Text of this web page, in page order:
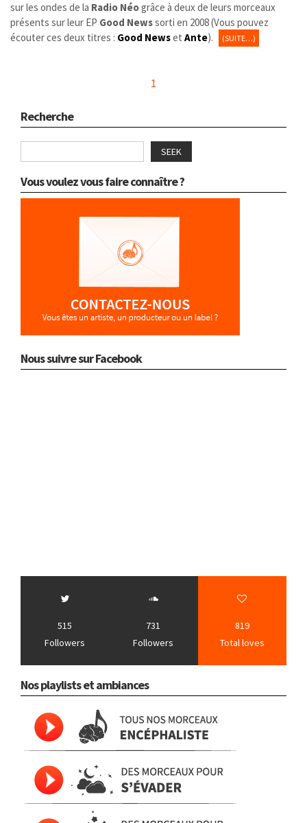
sur les ondes de la Radio Néogrâce à deux de leurs morceaux
présents sur leur EP Good Newssorti en 2008 (Vous pouvez
écouter ces deux titres : Good Newset Ante). (SUITE…)
1
Recherche
SEEK
Vous voulez vous faire connaître ?
Nous suivre sur Facebook
515
Followers
731
Followers
819
Total loves
Nos playlists et ambiances